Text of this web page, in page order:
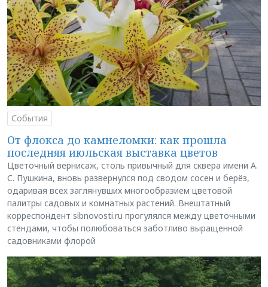
События
От флокса до камнеломки: как прошла
последняя июльская выставка цветов
Цветочный вернисаж, столь привычный для сквера имени А.
С. Пушкина, вновь развернулся под сводом сосен и берёз,
одаривая всех заглянувших многообразием цветовой
палитры садовых и комнатных растений. Внештатный
корреспондент sibnovosti.ru прогулялся между цветочными
стендами, чтобы полюбоваться заботливо выращенной
садовниками флорой